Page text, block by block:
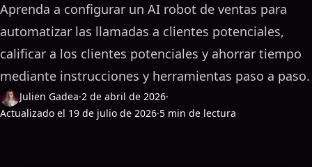
Aprenda a configurar un AI robot de ventas para
automatizar las llamadas a clientes potenciales,
calificar a los clientes potenciales y ahorrar tiempo
mediante instrucciones y herramientas paso a paso.
Julien Gadea·2 de abril de 2026·
Actualizado el 19 de julio de 2026·5 min de lectura